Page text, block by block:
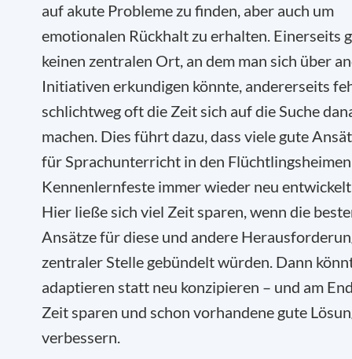
auf akute Probleme zu finden, aber auch um
emotionalen Rückhalt zu erhalten. Einerseits
keinen zentralen Ort, an dem man sich über
Initiativen erkundigen könnte, andererseits
schlichtweg oft die Zeit sich auf die Suche
machen. Dies führt dazu, dass viele gute
für Sprachunterricht in den
Kennenlernfeste immer wieder neu
Hier ließe sich viel Zeit sparen, wenn die
Ansätze für diese und andere
zentraler Stelle gebündelt würden. Dann
adaptieren statt neu konzipieren – und am
Zeit sparen und schon vorhandene gute
verbessern.